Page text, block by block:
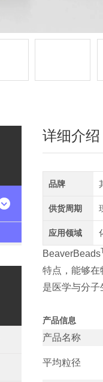
详细介绍
品牌
供货周期
应用领域
BeaverBeads
特点，能够
是医学与分
产品信息
产品名称
平均粒径